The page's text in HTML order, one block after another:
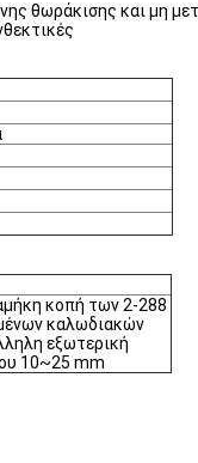
θωράκισης και μη
κοπή των 2-288
καλωδιακών
εξωτερική
10~25 mm